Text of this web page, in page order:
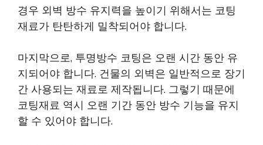
경우 외벽 방수 유지력을 높이기 위해서는 코팅
재료가 탄탄하게 밀착되어야 합니다.
마지막으로, 투명방수 코팅은 오랜 시간 동안 유
지되어야 합니다. 건물의 외벽은 일반적으로 장기
간 사용되는 재료로 제작됩니다. 그렇기 때문에
코팅재료 역시 오랜 기간 동안 방수 기능을 유지
할 수 있어야 합니다.